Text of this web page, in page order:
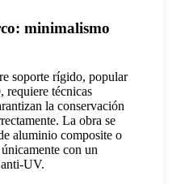
minimalismo
soporte rígido, popular
requiere técnicas
la conservación
La obra se
aluminio composite o
con un
UV.